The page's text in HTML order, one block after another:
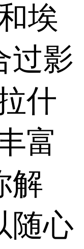
埃
过影
什
富
解
随心